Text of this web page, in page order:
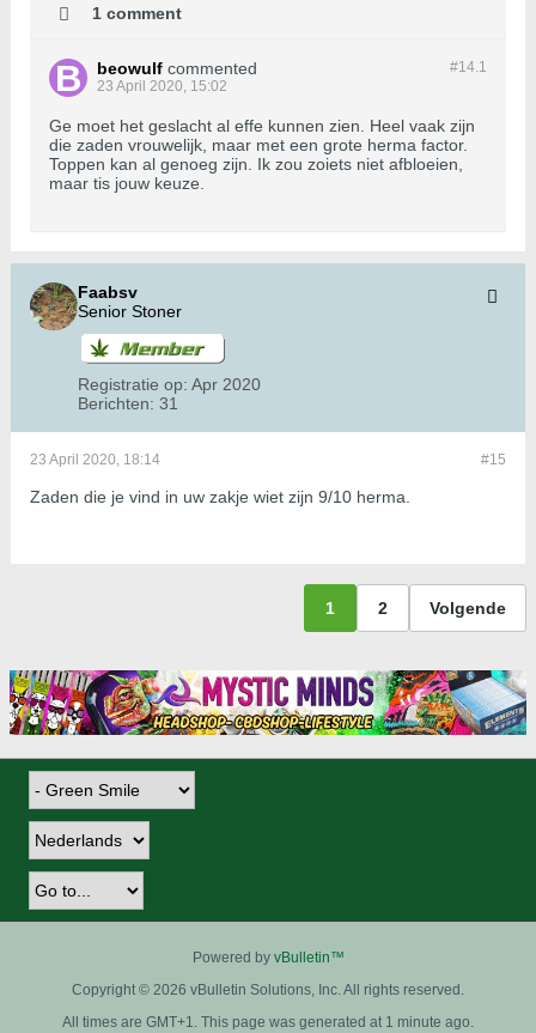
1 comment
#14.1
beowulf commented
23 April 2020, 15:02
Ge moet het geslacht al effe kunnen zien. Heel vaak zijn
die zaden vrouwelijk, maar met een grote herma factor.
Toppen kan al genoeg zijn. Ik zou zoiets niet afbloeien,
maar tis jouw keuze.
Faabsv
Senior Stoner
Registratie op: Apr 2020
Berichten: 31
#15
23 April 2020, 18:14
Zaden die je vind in uw zakje wiet zijn 9/10 herma.
1 2 Volgende
Powered by vBulletin™
Copyright © 2026 vBulletin Solutions, Inc. All rights reserved.
All times are GMT+1. This page was generated at 1 minute ago.